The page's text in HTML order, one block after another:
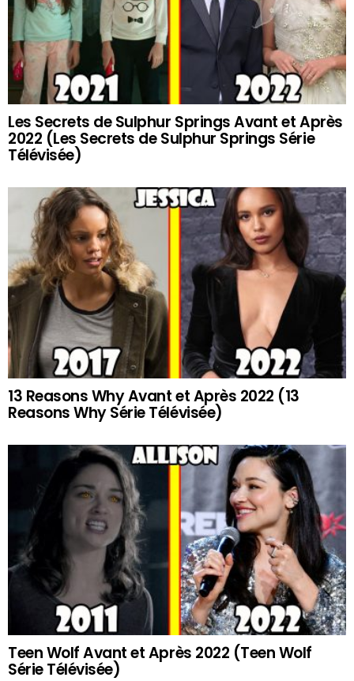
Les Secrets de Sulphur Springs Avant et Après
2022 (Les Secrets de Sulphur Springs Série
Télévisée)
13 Reasons Why Avant et Après 2022 (13
Reasons Why Série Télévisée)
Teen Wolf Avant et Après 2022 (Teen Wolf
Série Télévisée)